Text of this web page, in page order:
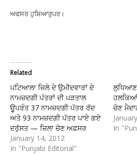
ਅਫਸਰ ਹੁਸ਼ਿਆਰੁਪਰ।
Related
ਪਟਿਆਲਾ ਜ਼ਿਲੇ ਦੇ ਉਮੀਦਵਾਰਾਂ ਦੇ
ਨਾਮਜ਼ਦਗੀ ਪੱਤਰਾਂ ਦੀ ਪੜਤਾਲ
ਊੁਪਰੰਤ 37 ਨਾਮਜ਼ਦਗੀ ਪੱਤਰ ਰੱਦ
ਅਤੇ 93 ਨਾਮਜ਼ਦਗੀ ਪੱਤਰ ਪਾਏ ਗਏ
ਦਰੁੱਸਤ — ਜ਼ਿਲਾ ਚੋਣ ਅਫ਼ਸਰ
January 14, 2012
In "Punjabi Editorial"
ਹਲਕਿਆਂ
ਚੋਣ
In